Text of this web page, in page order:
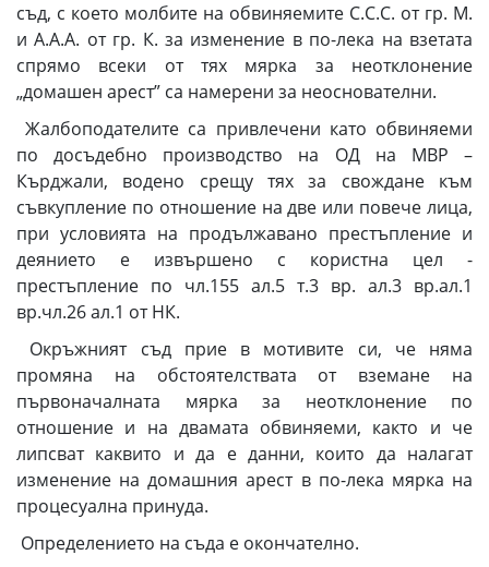
съд, с което молбите на обвиняемите С.С.С. от гр. М.
и А.А.А. от гр. К. за изменение в по-лека на взетата
спрямо всеки от тях мярка за неотклонение
„домашен арест” са намерени за неоснователни.
Жалбоподателите са привлечени като обвиняеми
по досъдебно производство на ОД на МВР –
Кърджали, водено срещу тях за свождане към
съвкупление по отношение на две или повече лица,
при условията на продължавано престъпление и
деянието е извършено с користна цел -
престъпление по чл.155 ал.5 т.3 вр. ал.3 вр.ал.1
вр.чл.26 ал.1 от НК.
Окръжният съд прие в мотивите си, че няма
промяна на обстоятелствата от вземане на
първоначалната мярка за неотклонение по
отношение и на двамата обвиняеми, както и че
липсват каквито и да е данни, които да налагат
изменение на домашния арест в по-лека мярка на
процесуална принуда.
Определението на съда е окончателно.